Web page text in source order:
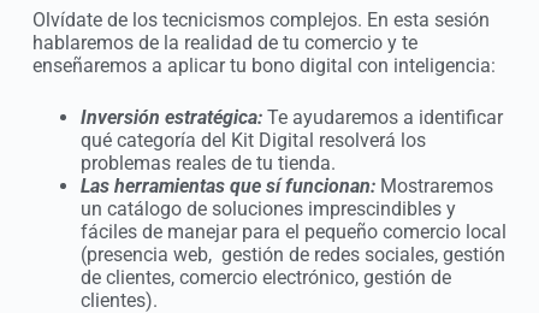
Olvídate de los tecnicismos complejos. En esta sesión
hablaremos de la realidad de tu comercio y te
enseñaremos a aplicar tu bono digital con inteligencia:
Inversión estratégica: Te ayudaremos a identificar
qué categoría del Kit Digital resolverá los
problemas reales de tu tienda.
Las herramientas que sí funcionan:Mostraremos
un catálogo de soluciones imprescindibles y
fáciles de manejar para el pequeño comercio local
(presencia web, gestión de redes sociales, gestión
de clientes, comercio electrónico, gestión de
clientes).